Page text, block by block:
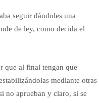
seguir dándoles una
de ley, como decida el
que al final tengan que
mediante otras
no aprueban y claro, si se